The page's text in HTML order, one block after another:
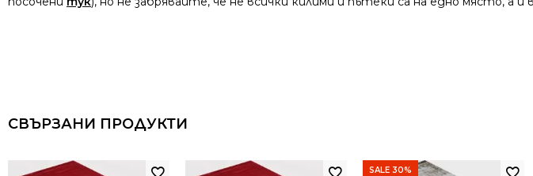
СВЪРЗАНИ ПРОДУКТИ
SALE 30%